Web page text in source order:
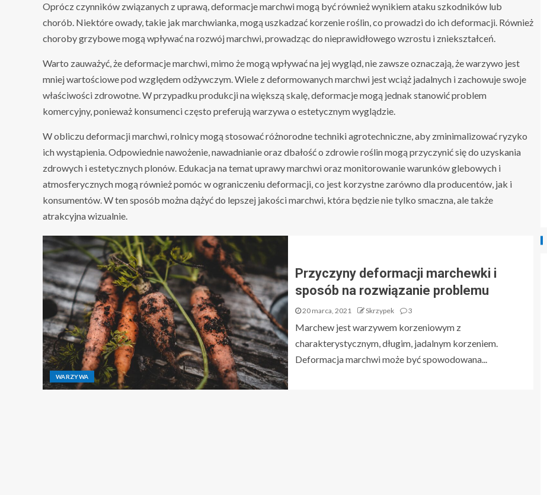
Oprócz czynników związanych z uprawą, deformacje marchwi mogą być również wynikiem ataku szkodników lub
chorób. Niektóre owady, takie jak marchwianka, mogą uszkadzać korzenie roślin, co prowadzi do ich deformacji. Również
choroby grzybowe mogą wpływać na rozwój marchwi, prowadząc do nieprawidłowego wzrostu i zniekształceń.
Warto zauważyć, że deformacje marchwi, mimo że mogą wpływać na jej wygląd, nie zawsze oznaczają, że warzywo jest
mniej wartościowe pod względem odżywczym. Wiele z deformowanych marchwi jest wciąż jadalnych i zachowuje swoje
właściwości zdrowotne. W przypadku produkcji na większą skalę, deformacje mogą jednak stanowić problem
komercyjny, ponieważ konsumenci często preferują warzywa o estetycznym wyglądzie.
W obliczu deformacji marchwi, rolnicy mogą stosować różnorodne techniki agrotechniczne, aby zminimalizować ryzyko
ich wystąpienia. Odpowiednie nawożenie, nawadnianie oraz dbałość o zdrowie roślin mogą przyczynić się do uzyskania
zdrowych i estetycznych plonów. Edukacja na temat uprawy marchwi oraz monitorowanie warunków glebowych i
atmosferycznych mogą również pomóc w ograniczeniu deformacji, co jest korzystne zarówno dla producentów, jak i
konsumentów. W ten sposób można dążyć do lepszej jakości marchwi, która będzie nie tylko smaczna, ale także
atrakcyjna wizualnie.
WARZYWA
Przyczyny deformacji marchewki i
sposób na rozwiązanie problemu
20 marca, 2021 Skrzypek 3
Marchew jest warzywem korzeniowym z
charakterystycznym, długim, jadalnym korzeniem.
Deformacja marchwi może być spowodowana...